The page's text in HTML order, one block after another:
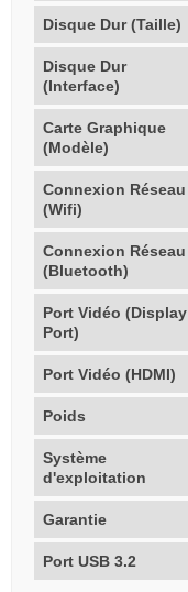
Disque Dur (Taille)
Disque Dur
(Interface)
Carte Graphique
(Modèle)
Connexion Réseau
(Wifi)
Connexion Réseau
(Bluetooth)
Port Vidéo (Display
Port)
Port Vidéo (HDMI)
Poids
Système
d'exploitation
Garantie
Port USB 3.2